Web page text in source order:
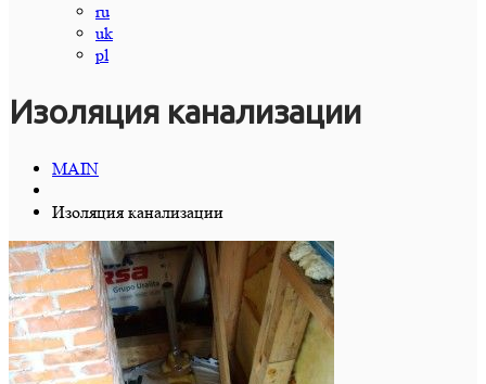
ru
uk
pl
Изоляция канализации
MAIN
Изоляция канализации